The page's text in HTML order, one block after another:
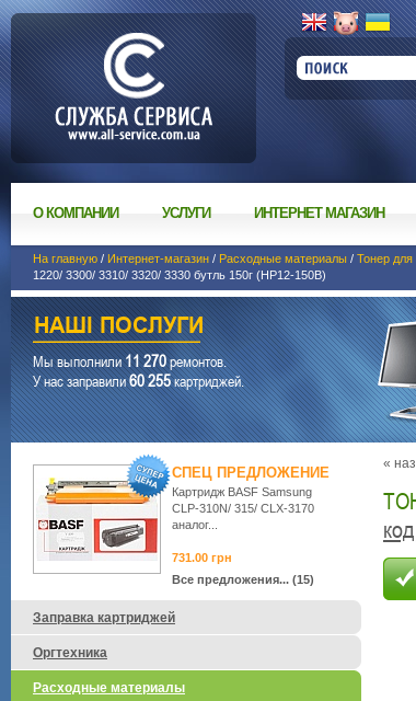
О КОМПАНИИ УСЛУГИ ИНТЕРНЕТ МАГАЗИН
На главную / Интернет-магазин / Расходные материалы / Тонер
1220/ 3300/ 3310/ 3320/ 3330 бутль 150г (HP12-150B)
Мы выполнили11 270ремонтов.
У нас заправили60 255картриджей.
«
СПЕЦ ПРЕДЛОЖЕНИЕ
Картридж BASF Samsung
CLP-310N/ 315/ CLX-3170
аналог...
731.00 грн
Все предложения... (15)
Заправка картриджей
Оргтехника
Расходные материалы